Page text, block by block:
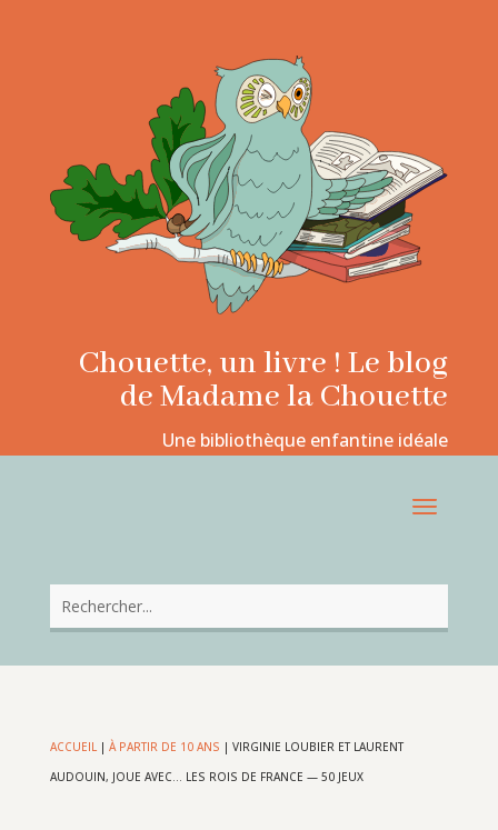
Chouette, un livre ! Le blog
de Madame la Chouette
Une bibliothèque enfantine idéale
ACCUEIL| À PARTIR DE 10 ANS | VIRGINIE LOUBIER ET LAURENT
AUDOUIN, JOUE AVEC… LES ROIS DE FRANCE — 50 JEUX